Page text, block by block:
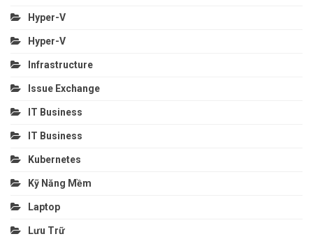
Hyper-V
Hyper-V
Infrastructure
Issue Exchange
IT Business
IT Business
Kubernetes
Kỹ Năng Mềm
Laptop
Lưu Trữ